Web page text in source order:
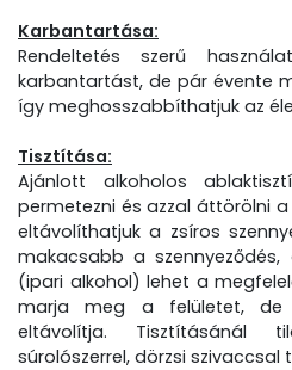
Karbantartása:
Rendeltetés szerű
karbantartást, de pár évente
így meghosszabbíthatjuk az
Tisztítása:
Ajánlott alkoholos
permetezni és azzal áttörölni
eltávolíthatjuk a zsíros
makacsabb a
(ipari alkohol) lehet a
marja meg a felületet,
eltávolítja. Tisztításánál
súrolószerrel, dörzsi szivaccsal